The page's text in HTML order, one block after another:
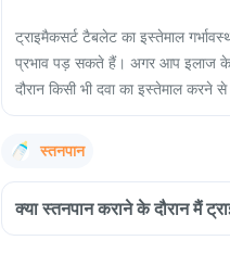
ट्राइमैकसर्ट टैबलेट का इस्तेमाल
प्रभाव पड़ सकते हैं। अगर आप इलाज के
दौरान किसी भी दवा का इस्तेमाल करने
स्तनपान
क्या स्तनपान कराने के दौरान मैं